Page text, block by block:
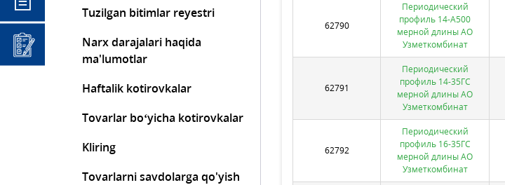
Tuzilgan bitimlar reyestri
Narx darajalari haqida
ma'lumotlar
Haftalik kotirovkalar
Tovarlar bo‘yicha kotirovkalar
Kliring
Tovarlarni savdolarga qo'yish
62790
Периодический
профиль 14-А500
мерной длины АО
Узметкомбинат
62791
Периодический
профиль 14-35ГС
мерной длины АО
Узметкомбинат
62792
Периодический
профиль 16-35ГС
мерной длины АО
Узметкомбинат